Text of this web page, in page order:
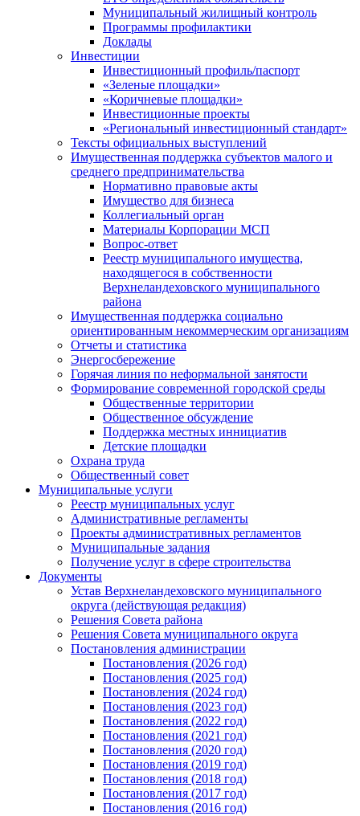
Муниципальный жилищный контроль
Программы профилактики
Доклады
Инвестиции
Инвестиционный профиль/паспорт
«Зеленые площадки»
«Коричневые площадки»
Инвестиционные проекты
«Региональный инвестиционный стандарт»
Тексты официальных выступлений
Имущественная поддержка субъектов малого и
среднего предпринимательства
Нормативно правовые акты
Имущество для бизнеса
Коллегиальный орган
Материалы Корпорации МСП
Вопрос-ответ
Реестр муниципального имущества,
находящегося в собственности
Верхнеландеховского муниципального
района
Имущественная поддержка социально
ориентированным некоммерческим организациям
Отчеты и статистика
Энергосбережение
Горячая линия по неформальной занятости
Формирование современной городской среды
Общественные территории
Общественное обсуждение
Поддержка местных иннициатив
Детские площадки
Охрана труда
Общественный совет
Муниципальные услуги
Реестр муниципальных услуг
Административные регламенты
Проекты административных регламентов
Муниципальные задания
Получение услуг в сфере строительства
Документы
Устав Верхнеландеховского муниципального
округа (действующая редакция)
Решения Совета района
Решения Совета муниципального округа
Постановления администрации
Постановления (2026 год)
Постановления (2025 год)
Постановления (2024 год)
Постановления (2023 год)
Постановления (2022 год)
Постановления (2021 год)
Постановления (2020 год)
Постановления (2019 год)
Постановления (2018 год)
Постановления (2017 год)
Постановления (2016 год)